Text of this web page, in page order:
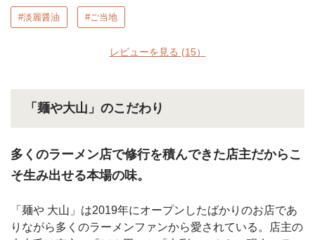
#淡麗醤油 #ご当地
レビューを見る (15）
「麺や大山」のこだわり
多くのラーメン店で修行を積んできた店主だからこ
そ生み出せる本場の味。
「麺や 大山」は2019年にオープンしたばかりのお店であ
りながら多くのラーメンファンから愛されている。店主の